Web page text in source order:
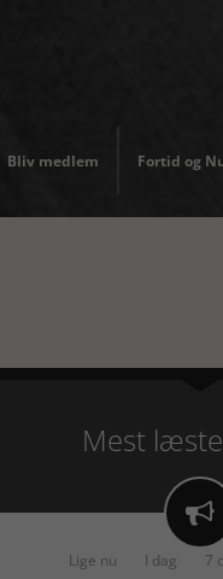
Bliv medlem Fortid og
Mest

Lige nu I dag 7